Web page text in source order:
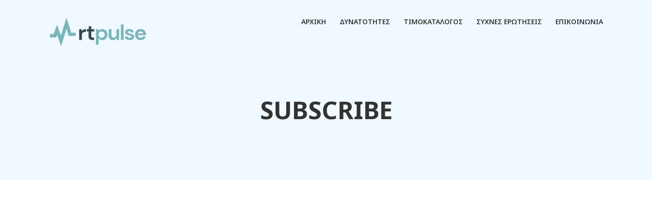
ΑΡΧΙΚΗ ΔΥΝΑΤΟΤΗΤΕΣ ΤΙΜΟΚΑΤΑΛΟΓΟΣ ΣΥΧΝΕΣ ΕΡΩΤΗΣΕΙΣ ΕΠΙΚΟΙΝΩΝΙΑ
SUBSCRIBE